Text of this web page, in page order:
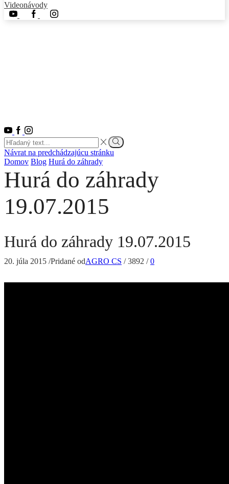
Videonávody
Návrat na predchádzajúcu stránku
Domov Blog Hurá do záhrady
Hurá do záhrady
19.07.2015
Hurá do záhrady 19.07.2015
20. júla 2015 /Pridané odAGRO CS / 3892 / 0